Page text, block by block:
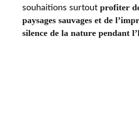
souhaitions surtout profiter
paysages sauvages et de
silence de la nature pendant